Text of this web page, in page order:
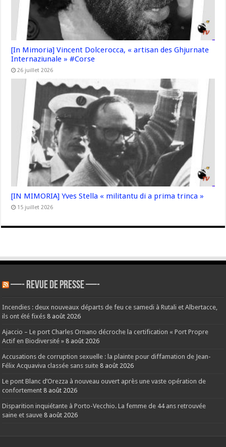
[In Mimoria] Vincent Dolcerocca, « artisan des Ghjurnate
Internaziunale » #Corse
26 juillet 2026
[IN MIMORIA] Yves Stella « militantu di a prima trinca »
15 juillet 2026
—- REVUE DE PRESSE —-
Incendies : deux nouveaux départs de feu ce samedi à Rutali et Albertacce,
ils ont été fixés 8 août 2026
Ajaccio – Le port Charles Ornano décroche la certification « Port Propre
Actif en Biodiversité » 8 août 2026
Accusations de corruption sexuelle : la plainte pour diffamation de Jean-
Félix Acquaviva classée sans suite 8 août 2026
Le pont Blanc d’Orezza à nouveau ouvert après une vaste opération de
confortement 8 août 2026
Disparition inquiétante à Porto-Vecchio. La femme de 44 ans retrouvée
saine et sauve 8 août 2026